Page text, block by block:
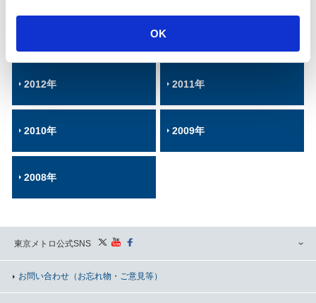
OK
2012年 2011年
2010年 2009年
2008年
東京メトロ公式SNS
お問い合わせ （お忘れ物・ご意見等）